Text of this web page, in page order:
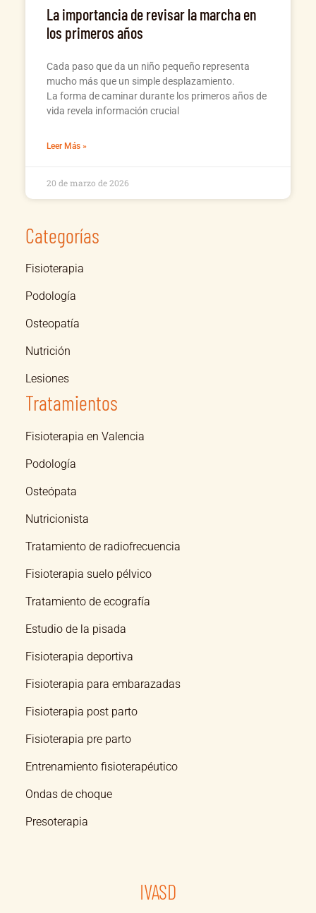
La importancia de revisar la marcha en
los primeros años
Cada paso que da un niño pequeño representa
mucho más que un simple desplazamiento.
La forma de caminar durante los primeros años de
vida revela información crucial
Leer Más »
20 de marzo de 2026
Categorías
Fisioterapia
Podología
Osteopatía
Nutrición
Lesiones
Tratamientos
Fisioterapia en Valencia
Podología
Osteópata
Nutricionista
Tratamiento de radiofrecuencia
Fisioterapia suelo pélvico
Tratamiento de ecografía
Estudio de la pisada
Fisioterapia deportiva
Fisioterapia para embarazadas
Fisioterapia post parto
Fisioterapia pre parto
Entrenamiento fisioterapéutico
Ondas de choque
Presoterapia
IVASD